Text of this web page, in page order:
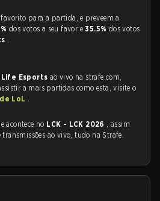
para a partida, e preveem a
dos votos a seu favor e35.5% dos votos
.
Life Esports ao vivo na strafe.com,
a mais partidas como esta, visite o
LoL .
acontece no LCK - LCK 2026 , assim
transmissões ao vivo, tudo na Strafe.